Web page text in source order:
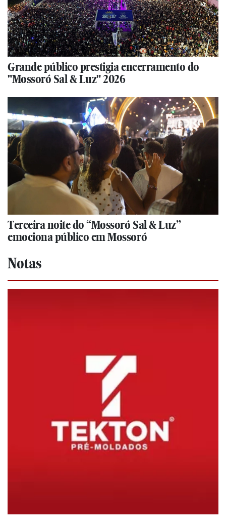
Grande público prestigia encerramento do
"Mossoró Sal & Luz" 2026
Terceira noite do “Mossoró Sal & Luz”
emociona público em Mossoró
Notas